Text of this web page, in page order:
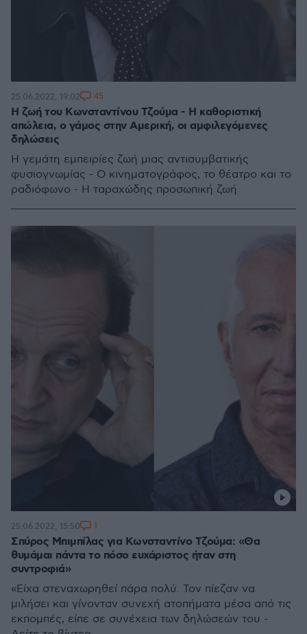
Η ζωή του Κωνσταντίνου Τζούμα - Η καθοριστική
απώλεια, ο γάμος στην Αμερική, οι αμφιλεγόμενες
δηλώσεις
Η γεμάτη εμπειρίες ζωή μιας αντισυμβατικής
φυσιογνωμίας - Ο κινηματογράφος, το θέατρο και το
ραδιόφωνο - Η ταραχώδης προσωπική ζωή
25.06.2022, 19:02 45
Σπύρος Μπιμπίλας για Κωνσταντίνο Τζούμα: «Θα
θυμάμαι πάντα το πόσο ευχάριστος ήταν στη
συντροφιά»
«Είχα στεναχωρηθεί πάρα πολύ. Τον πίεζαν να
μιλήσει και γίνονταν συνεχή ατοπήματα μέσα από τις
εκπομπές, είπε σε συνέχεια των δηλώσεών του -
25.06.2022, 15:50 1